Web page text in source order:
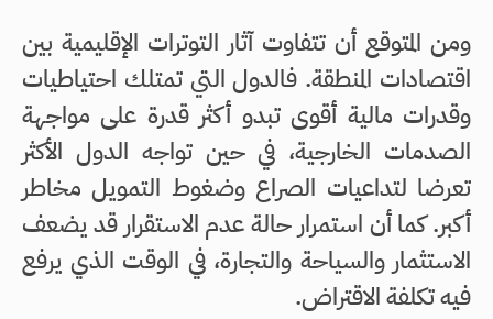
ومن المتوقع أن تتفاوت آثار التوترات الإقليمية بين
اقتصادات المنطقة. فالدول التي تمتلك احتياطيات
وقدرات مالية أقوى تبدو أكثر قدرة على مواجهة
الصدمات الخارجية، في حين تواجه الدول الأكثر
تعرضا لتداعيات الصراع وضغوط التمويل مخاطر
أكبر. كما أن استمرار حالة عدم الاستقرار قد يضعف
الاستثمار والسياحة والتجارة، في الوقت الذي يرفع
فيه تكلفة الاقتراض.